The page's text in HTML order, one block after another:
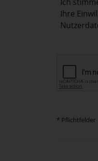
Ihre
* Pflichtfelder